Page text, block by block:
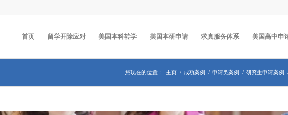
首页 留学开除应对 美国本科转学 美国本研申请 求真服务体系 美国高中申
您现在的位置： 主页 / 成功案例 / 申请类案例 / 研究生申请案例 /